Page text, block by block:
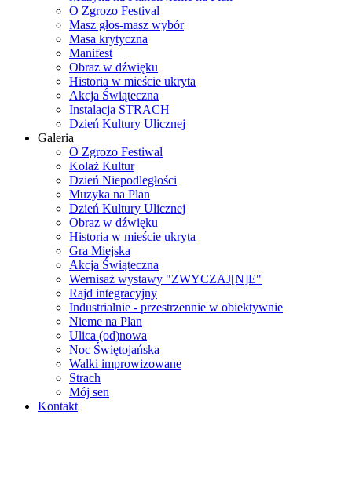
O Zgrozo Festival
Masz głos-masz wybór
Masa krytyczna
Manifest
Obraz w dźwięku
Historia w mieście ukryta
Akcja Świąteczna
Instalacja STRACH
Dzień Kultury Ulicznej
Galeria
O Zgrozo Festiwal
Kolaż Kultur
Dzień Niepodległości
Muzyka na Plan
Dzień Kultury Ulicznej
Obraz w dźwięku
Historia w mieście ukryta
Gra Miejska
Akcja Świąteczna
Wernisaż wystawy "ZWYCZAJ[N]E"
Rajd integracyjny
Industrialnie - przestrzennie w obiektywnie
Nieme na Plan
Ulica (od)nowa
Noc Świętojańska
Walki improwizowane
Strach
Mój sen
Kontakt